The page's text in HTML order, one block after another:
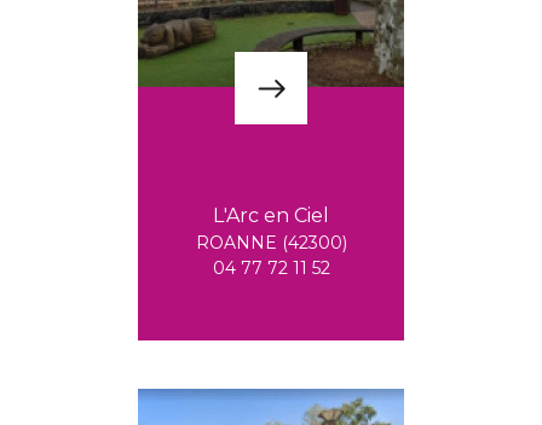
L'Arc en Ciel
ROANNE (42300)
04 77 72 11 52